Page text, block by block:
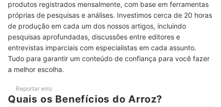
5 Nutritiva, Prefira Arroz Orgânico
6
As Fibras Auxiliam na Saciedade e Podem Variar entre 0 a 4 g
por Porção
Se For Intolerante ao Glúten ou Outros Alérgenos, Verifique o
Rótulo do Arroz
Embalagens de 5 kg São Ideais para Famílias Grandes, que
produtos registrados mensalmente, com base em ferramentas
próprias de pesquisas e análises. Investimos cerca de 20 horas
de produção em cada um dos nossos artigos, incluindo
pesquisas aprofundadas, discussões entre editores e
entrevistas imparciais com especialistas em cada assunto.
Tudo para garantir um conteúdo de confiança para você fazer
a melhor escolha.
Reportar erro
Quais os Benefícios do Arroz?